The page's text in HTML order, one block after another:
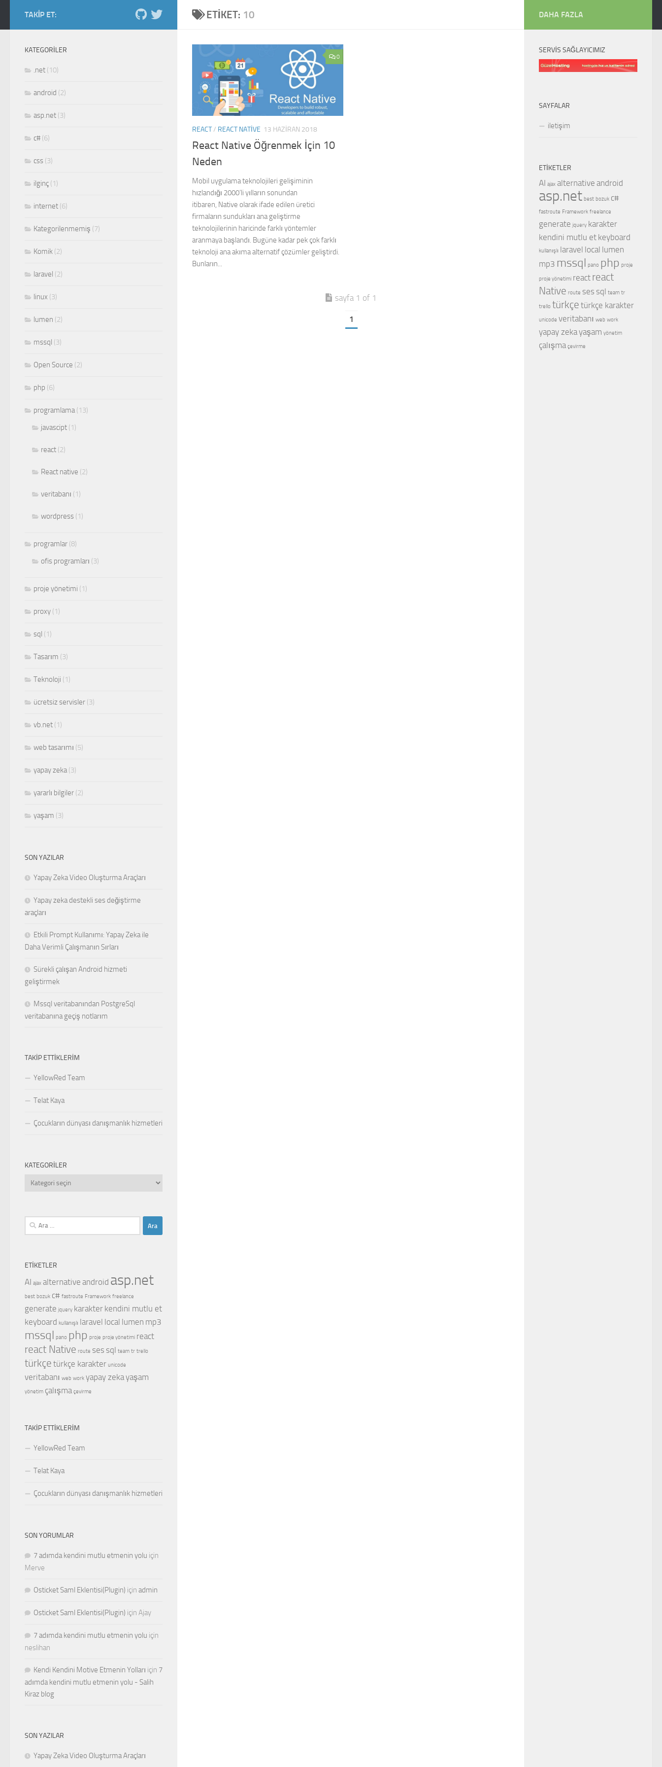
Skip to content
Salih Kiraz blog
ETIKET: 10
0
REACT/ REACT NATIVE 13 HAZIRAN 2018
React Native Öğrenmek İçin 10
Neden
Mobil uygulama teknolojileri gelişiminin
hızlandığı 2000’li yılların sonundan
itibaren, Native olarak ifade edilen üretici
firmaların sundukları ana geliştirme
teknolojilerinin haricinde farklı yöntemler
aranmaya başlandı. Bugüne kadar pek çok farklı
teknoloji ana akıma alternatif çözümler geliştirdi.
Bunların...
sayfa 1 of 1
1
TAKIP ET:
KATEGORILER
.net (10)
android (2)
asp.net (3)
c# (6)
css (3)
ilginç (1)
internet (6)
Kategorilenmemiş (7)
Komik (2)
laravel (2)
linux (3)
lumen (2)
mssql (3)
Open Source (2)
php (6)
programlama(13)
javascipt (1)
react (2)
React native (2)
veritabanı (1)
wordpress (1)
programlar (8)
ofis programları (3)
proje yönetimi (1)
proxy (1)
sql (1)
Tasarım (3)
Teknoloji (1)
ücretsiz servisler (3)
vb.net (1)
web tasarımı (5)
yapay zeka(3)
yararlı bilgiler (2)
yaşam (3)
SON YAZILAR
Yapay Zeka Video Oluşturma Araçları
Yapay zeka destekli ses değiştirme
araçları
Etkili Prompt Kullanımı: Yapay Zeka ile
Daha Verimli Çalışmanın Sırları
Sürekli çalışan Android hizmeti
geliştirmek
Mssql veritabanından PostgreSql
veritabanına geçiş notlarım
TAKIP ETTIKLERIM
YellowRed Team
Telat Kaya
Çocukların dünyası danışmanlık hizmetleri
KATEGORILER
Kategoriler
Arama:
ETIKETLER
AI ajax alternative android asp.net
best bozuk c# fastroute Framework freelance
generate jquery karakter kendini mutlu et
keyboard kullanışlı laravel local lumen mp3
mssql pano php proje proje yönetimi react
react Native route ses sql team tr trello
türkçe türkçe karakter unicode
veritabanı web work yapay zekayaşam
yönetim çalışma çevirme
TAKIP ETTIKLERIM
YellowRed Team
Telat Kaya
Çocukların dünyası danışmanlık hizmetleri
SON YORUMLAR
7 adımda kendini mutlu etmenin yolu için
Merve
Osticket Saml Eklentisi(Plugin) için admin
Osticket Saml Eklentisi(Plugin) için Ajay
7 adımda kendini mutlu etmenin yolu için
neslihan
Kendi Kendini Motive Etmenin Yolları için 7
adımda kendini mutlu etmenin yolu - Salih
Kiraz blog
SON YAZILAR
Yapay Zeka Video Oluşturma Araçları
DAHA FAZLA
SERVIS SAĞLAYICIMIZ
SAYFALAR
iletişim
ETIKETLER
AI ajax alternative android
asp.net best bozuk c#
fastroute Framework freelance
generate jquery karakter
kendini mutlu et keyboard
kullanışlı laravel local lumen
mp3 mssql pano php proje
proje yönetimi react react
Native route ses sql team tr
trello türkçe türkçe karakter
unicode veritabanı web work
yapay zekayaşam yönetim
çalışma çevirme